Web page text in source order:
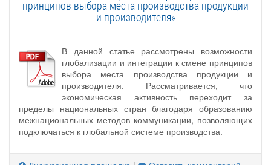
принципов выбора места производства продукции
и производителя»
В данной статье рассмотрены возможности
глобализации и интеграции к смене принципов
выбора места производства продукции и
производителя. Рассматривается, что
экономическая активность переходит за
пределы национальных стран благодаря образованию
межнациональных методов коммуникации, позволяющих
подключаться к глобальной системе производства.